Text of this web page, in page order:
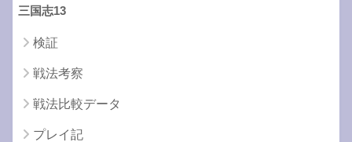
三国志13
検証
戦法考察
戦法比較データ
プレイ記